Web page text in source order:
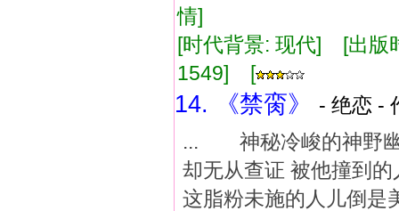
情]
[时代背景: 现代] [出
1549] [
14. 《禁脔》
- 绝恋 -
... 神秘冷峻的神野幽
却无从查证 被他撞到
这脂粉未施的人儿倒是